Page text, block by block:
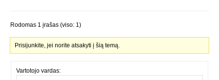
Rodomas 1 įrašas (viso: 1)
Prisijunkite, jei norite atsakyti į šią temą.
Vartotojo vardas: